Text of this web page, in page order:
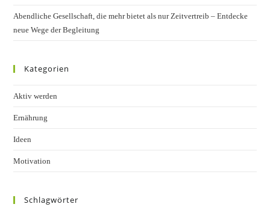
Abendliche Gesellschaft, die mehr bietet als nur Zeitvertreib – Entdecke
neue Wege der Begleitung
Kategorien
Aktiv werden
Ernährung
Ideen
Motivation
Schlagwörter